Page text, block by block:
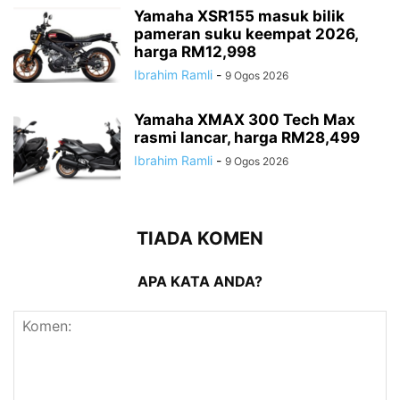
Yamaha XSR155 masuk bilik
pameran suku keempat 2026,
harga RM12,998
Ibrahim Ramli - 9 Ogos 2026
Yamaha XMAX 300 Tech Max
rasmi lancar, harga RM28,499
Ibrahim Ramli - 9 Ogos 2026
TIADA KOMEN
APA KATA ANDA?